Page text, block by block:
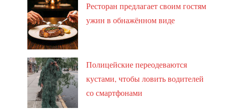
Ресторан предлагает своим гостям
ужин в обнажённом виде
Полицейские переодеваются
кустами, чтобы ловить водителей
со смартфонами